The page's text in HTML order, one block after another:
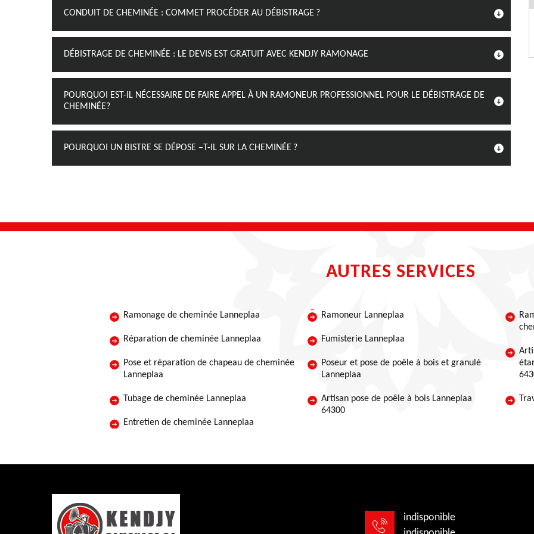
CONDUIT DE CHEMINÉE : COMMET PROCÉDER AU DÉBISTRAGE ?
DÉBISTRAGE DE CHEMINÉE : LE DEVIS EST GRATUIT AVEC KENDJY RAMONAGE
POURQUOI EST-IL NÉCESSAIRE DE FAIRE APPEL À UN RAMONEUR PROFESSIONNEL POUR LE DÉBISTRAGE DE
CHEMINÉE?
POURQUOI UN BISTRE SE DÉPOSE –T-IL SUR LA CHEMINÉE ?
AUTRES SERVICES
Ramonage de cheminée Lanneplaa
Réparation de cheminée Lanneplaa
Pose et réparation de chapeau de cheminée
Lanneplaa
Tubage de cheminée Lanneplaa
Entretien de cheminée Lanneplaa
Ramoneur Lanneplaa
Fumisterie Lanneplaa
Poseur et pose de poêle à bois et granulé
Lanneplaa
Artisan pose de poêle à bois Lanneplaa
64300
indisponible